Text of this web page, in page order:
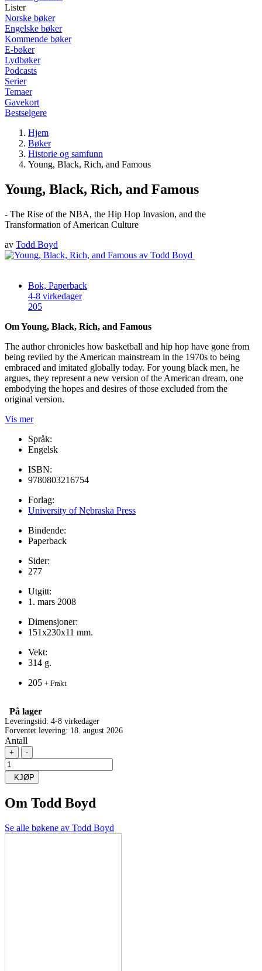
Lister
Norske bøker
Engelske bøker
Kommende bøker
E-bøker
Lydbøker
Podcasts
Serier
Temaer
Gavekort
Bestselgere
Hjem
Bøker
Historie og samfunn
Young, Black, Rich, and Famous
Young, Black, Rich, and Famous
- The Rise of the NBA, the Hip Hop Invasion, and the
Transformation of American Culture
av Todd Boyd
Bok, Paperback
4-8 virkedager
205
Om Young, Black, Rich, and Famous
The author chronicles how basketball and hip hop have gone from
being reviled by the American mainstream in the 1970s to being
embraced and imitated globally today. For young black men, he
argues, they represent a new version of the American dream, one
embodying the hopes and desires of those excluded from the
original version.
Vis mer
Språk:
Engelsk
ISBN:
9780803216754
Forlag:
University of Nebraska Press
Bindende:
Paperback
Sider:
277
Utgitt:
1. mars 2008
Dimensjoner:
151x230x11 mm.
Vekt:
314 g.
205 + Frakt
På lager
Leveringstid: 4-8 virkedager
Forventet levering: 18. august 2026
Antall
+ -
KJØP
Om Todd Boyd
Se alle bøkene av Todd Boyd